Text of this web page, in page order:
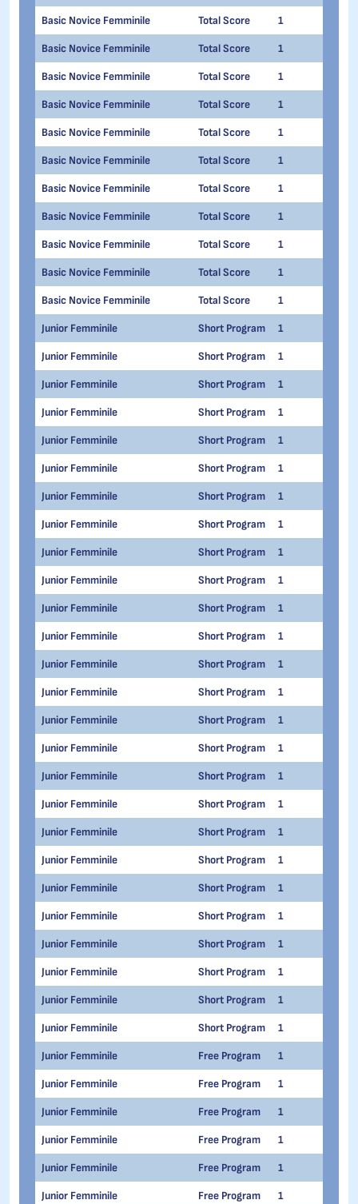
Basic Novice Femminile Total Score 1
Basic Novice Femminile Total Score 1
Basic Novice Femminile Total Score 1
Basic Novice Femminile Total Score 1
Basic Novice Femminile Total Score 1
Basic Novice Femminile Total Score 1
Basic Novice Femminile Total Score 1
Basic Novice Femminile Total Score 1
Basic Novice Femminile Total Score 1
Basic Novice Femminile Total Score 1
Basic Novice Femminile Total Score 1
Junior Femminile Short Program 1
Junior Femminile Short Program 1
Junior Femminile Short Program 1
Junior Femminile Short Program 1
Junior Femminile Short Program 1
Junior Femminile Short Program 1
Junior Femminile Short Program 1
Junior Femminile Short Program 1
Junior Femminile Short Program 1
Junior Femminile Short Program 1
Junior Femminile Short Program 1
Junior Femminile Short Program 1
Junior Femminile Short Program 1
Junior Femminile Short Program 1
Junior Femminile Short Program 1
Junior Femminile Short Program 1
Junior Femminile Short Program 1
Junior Femminile Short Program 1
Junior Femminile Short Program 1
Junior Femminile Short Program 1
Junior Femminile Short Program 1
Junior Femminile Short Program 1
Junior Femminile Short Program 1
Junior Femminile Short Program 1
Junior Femminile Short Program 1
Junior Femminile Short Program 1
Junior Femminile Free Program 1
Junior Femminile Free Program 1
Junior Femminile Free Program 1
Junior Femminile Free Program 1
Junior Femminile Free Program 1
Junior Femminile Free Program 1